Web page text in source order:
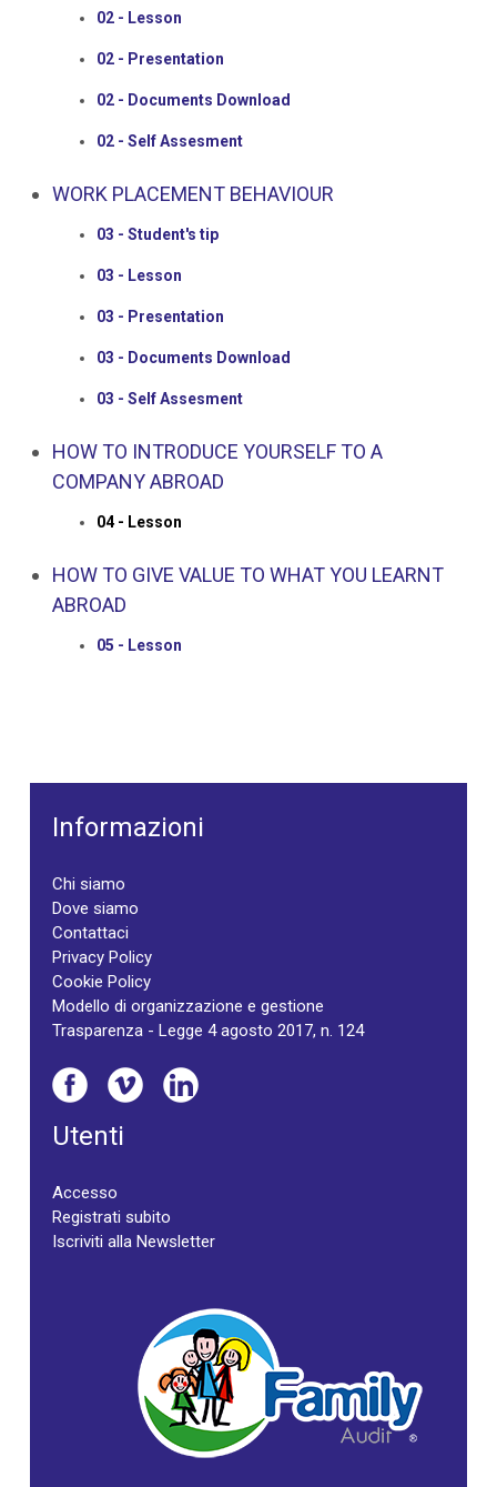
02 - Lesson
02 - Presentation
02 - Documents Download
02 - Self Assesment
WORK PLACEMENT BEHAVIOUR
03 - Student's tip
03 - Lesson
03 - Presentation
03 - Documents Download
03 - Self Assesment
HOW TO INTRODUCE YOURSELF TO A
COMPANY ABROAD
04 - Lesson
HOW TO GIVE VALUE TO WHAT YOU LEARNT
ABROAD
05 - Lesson
Informazioni
Chi siamo
Dove siamo
Contattaci
Privacy Policy
Cookie Policy
Modello di organizzazione e gestione
Trasparenza - Legge 4 agosto 2017, n. 124
Utenti
Accesso
Registrati subito
Iscriviti alla Newsletter